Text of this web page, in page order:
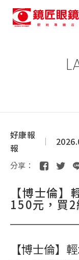
好康報
報
分享：
【博士倫
150元，買
【博士倫】